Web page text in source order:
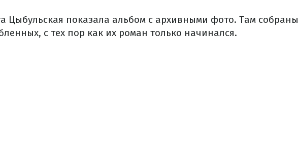
Цыбульская показала альбом с архивными фото. Там собраны
с тех пор как их роман только начинался.